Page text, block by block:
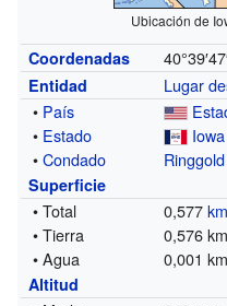
Ubicación de
Coordenadas
Entidad
Lugar
• País
• Estado
Iowa
•Condado Ringgold
Superficie
• Total 0,577
• Tierra
0,576
• Agua
0,001
Altitud